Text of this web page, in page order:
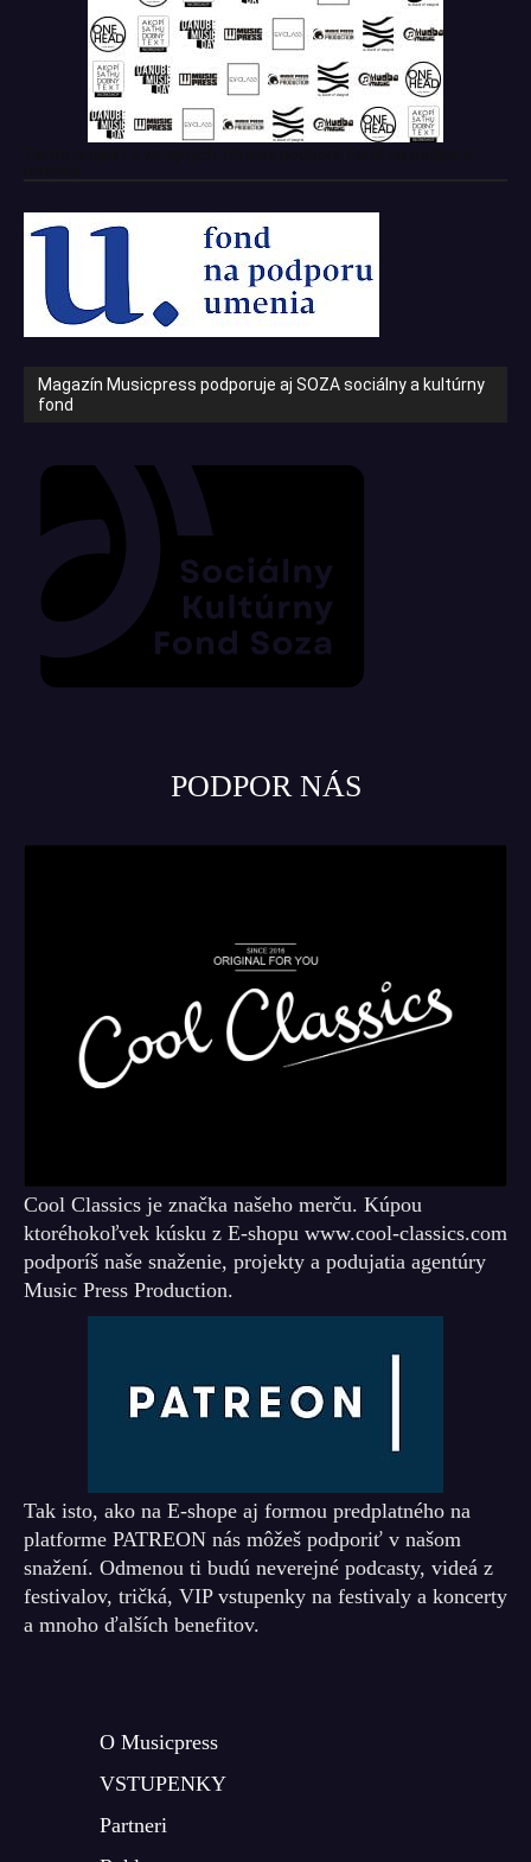
Magazín Musicpress podporuje aj SOZA sociálny a kultúrny
fond
PODPOR NÁS
Cool Classics je značka našeho merču. Kúpou
ktoréhokoľvek kúsku z E-shopu www.cool-classics.com
podporíš naše snaženie, projekty a podujatia agentúry
Music Press Production.
Tak isto, ako na E-shope aj formou predplatného na
platforme PATREON nás môžeš podporiť v našom
snažení. Odmenou ti budú neverejné podcasty, videá z
festivalov, tričká, VIP vstupenky na festivaly a koncerty
a mnoho ďalších benefitov.
O Musicpress
VSTUPENKY
Partneri